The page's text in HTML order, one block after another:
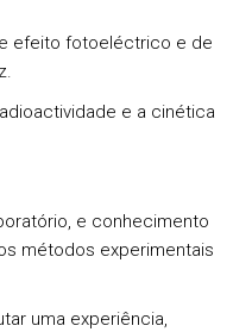
efeito fotoeléctrico e de
e a cinética
e conhecimento
métodos experimentais
uma experiência,